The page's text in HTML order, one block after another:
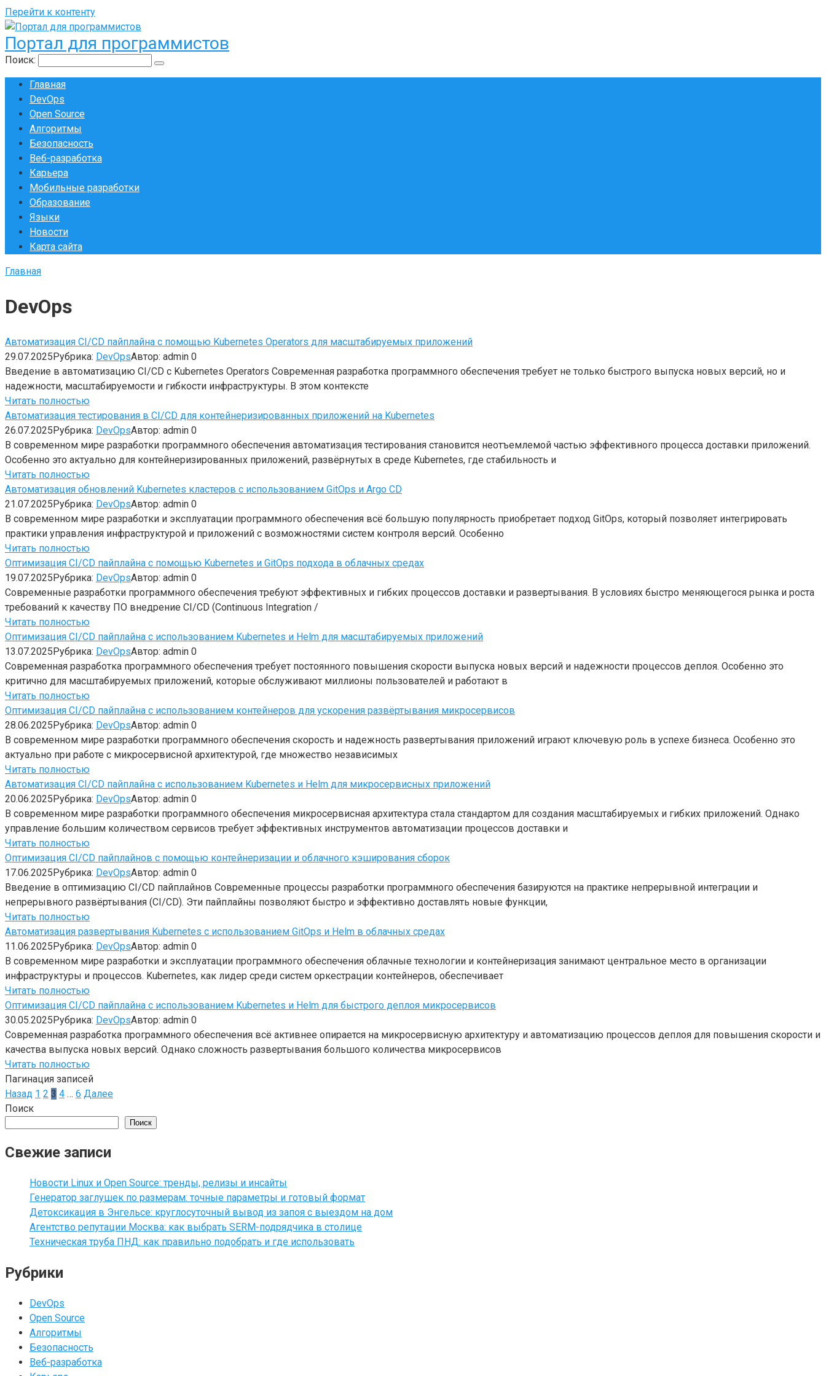
Перейти к контенту
Портал для программистов
Поиск:
Главная
DevOps
Open Source
Алгоритмы
Безопасность
Веб-разработка
Карьера
Мобильные разработки
Образование
Языки
Новости
Карта сайта
Главная
DevOps
Автоматизация CI/CD пайплайна с помощью Kubernetes Operators для масштабируемых приложений
29.07.2025Рубрика: DevOpsАвтор: admin 0
Введение в автоматизацию CI/CD с Kubernetes Operators Современная разработка программного обеспечения требует не только быстрого выпуска новых версий, но и
надежности, масштабируемости и гибкости инфраструктуры. В этом контексте
Читать полностью
Автоматизация тестирования в CI/CD для контейнеризированных приложений на Kubernetes
26.07.2025Рубрика: DevOpsАвтор: admin 0
В современном мире разработки программного обеспечения автоматизация тестирования становится неотъемлемой частью эффективного процесса доставки приложений.
Особенно это актуально для контейнеризированных приложений, развёрнутых в среде Kubernetes, где стабильность и
Читать полностью
Автоматизация обновлений Kubernetes кластеров с использованием GitOps и Argo CD
21.07.2025Рубрика: DevOpsАвтор: admin 0
В современном мире разработки и эксплуатации программного обеспечения всё большую популярность приобретает подход GitOps, который позволяет интегрировать
практики управления инфраструктурой и приложений с возможностями систем контроля версий. Особенно
Читать полностью
Оптимизация CI/CD пайплайна с помощью Kubernetes и GitOps подхода в облачных средах
19.07.2025Рубрика: DevOpsАвтор: admin 0
Современные разработки программного обеспечения требуют эффективных и гибких процессов доставки и развертывания. В условиях быстро меняющегося рынка и роста
требований к качеству ПО внедрение CI/CD (Continuous Integration /
Читать полностью
Оптимизация CI/CD пайплайна с использованием Kubernetes и Helm для масштабируемых приложений
13.07.2025Рубрика: DevOpsАвтор: admin 0
Современная разработка программного обеспечения требует постоянного повышения скорости выпуска новых версий и надежности процессов деплоя. Особенно это
критично для масштабируемых приложений, которые обслуживают миллионы пользователей и работают в
Читать полностью
Оптимизация CI/CD пайплайна с использованием контейнеров для ускорения развёртывания микросервисов
28.06.2025Рубрика: DevOpsАвтор: admin 0
В современном мире разработки программного обеспечения скорость и надежность развертывания приложений играют ключевую роль в успехе бизнеса. Особенно это
актуально при работе с микросервисной архитектурой, где множество независимых
Читать полностью
Автоматизация CI/CD пайплайна с использованием Kubernetes и Helm для микросервисных приложений
20.06.2025Рубрика: DevOpsАвтор: admin 0
В современном мире разработки программного обеспечения микросервисная архитектура стала стандартом для создания масштабируемых и гибких приложений. Однако
управление большим количеством сервисов требует эффективных инструментов автоматизации процессов доставки и
Читать полностью
Оптимизация CI/CD пайплайнов с помощью контейнеризации и облачного кэширования сборок
17.06.2025Рубрика: DevOpsАвтор: admin 0
Введение в оптимизацию CI/CD пайплайнов Современные процессы разработки программного обеспечения базируются на практике непрерывной интеграции и
непрерывного развёртывания (CI/CD). Эти пайплайны позволяют быстро и эффективно доставлять новые функции,
Читать полностью
Автоматизация развертывания Kubernetes с использованием GitOps и Helm в облачных средах
11.06.2025Рубрика: DevOpsАвтор: admin 0
В современном мире разработки и эксплуатации программного обеспечения облачные технологии и контейнеризация занимают центральное место в организации
инфраструктуры и процессов. Kubernetes, как лидер среди систем оркестрации контейнеров, обеспечивает
Читать полностью
Оптимизация CI/CD пайплайна с использованием Kubernetes и Helm для быстрого деплоя микросервисов
30.05.2025Рубрика: DevOpsАвтор: admin 0
Современная разработка программного обеспечения всё активнее опирается на микросервисную архитектуру и автоматизацию процессов деплоя для повышения скорости и
качества выпуска новых версий. Однако сложность развертывания большого количества микросервисов
Читать полностью
Пагинация записей
Назад 1 2 3 4 … 6 Далее
Поиск
Поиск
Свежие записи
Новости Linux и Open Source: тренды, релизы и инсайты
Генератор заглушек по размерам: точные параметры и готовый формат
Детоксикация в Энгельсе: круглосуточный вывод из запоя с выездом на дом
Агентство репутации Москва: как выбрать SERM-подрядчика в столице
Техническая труба ПНД: как правильно подобрать и где использовать
Рубрики
DevOps
Open Source
Алгоритмы
Безопасность
Веб-разработка